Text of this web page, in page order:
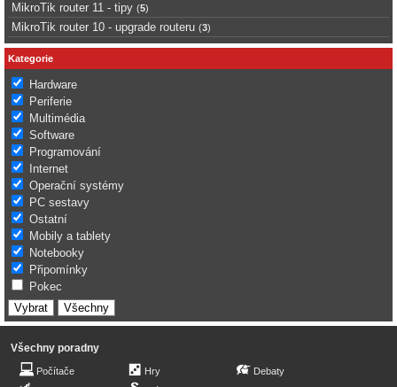
MikroTik router 11 - tipy (5)
MikroTik router 10 - upgrade routeru (3)
Kategorie
Hardware
Periferie
Multimédia
Software
Programování
Internet
Operační systémy
PC sestavy
Ostatní
Mobily a tablety
Notebooky
Připomínky
Pokec
Všechny poradny
Počítače
Hry
Debaty